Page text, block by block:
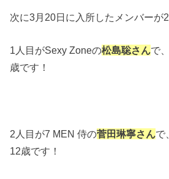
次に3月20日に入所したメンバーが2
1人目がSexy Zoneの松島聡さんで
歳です！
2人目が7 MEN 侍の菅田琳寧さんで
12歳です！